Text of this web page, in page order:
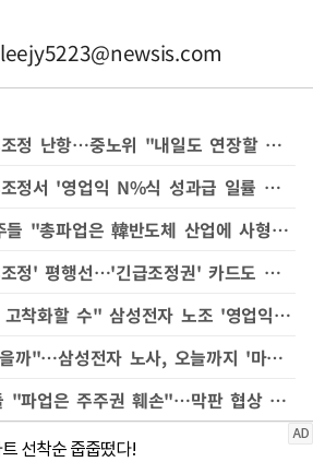
leejy5223@newsis.com
삼성전자 노사, 사후조정 난항…중노위 "내일도 연장할 수도"
삼성전자 노사, 사후조정서 '영업익 N%식 성과급 일률 보상' 제도화 두고 입장차
[현장] 삼성전자 주주들 "총파업은 韓반도체 산업에 사형선고" 집회
삼성전자 노사 '사후조정' 평행선…'긴급조정권' 카드도 급부상
"노동시장 이중구조 고착화할 수" 삼성전자 노조 '영업익 15%' 주장에 우려↑
"43조 손실 파업 막을까"…삼성전자 노사, 오늘까지 '마지막 담판'
삼성전자 주주단체들 "파업은 주주권 훼손"…막판 협상 앞두고 잇단 호소